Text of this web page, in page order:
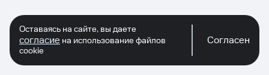
Оставаясь на сайте, вы даете
согласие на использование файлов
cookie
Согласен